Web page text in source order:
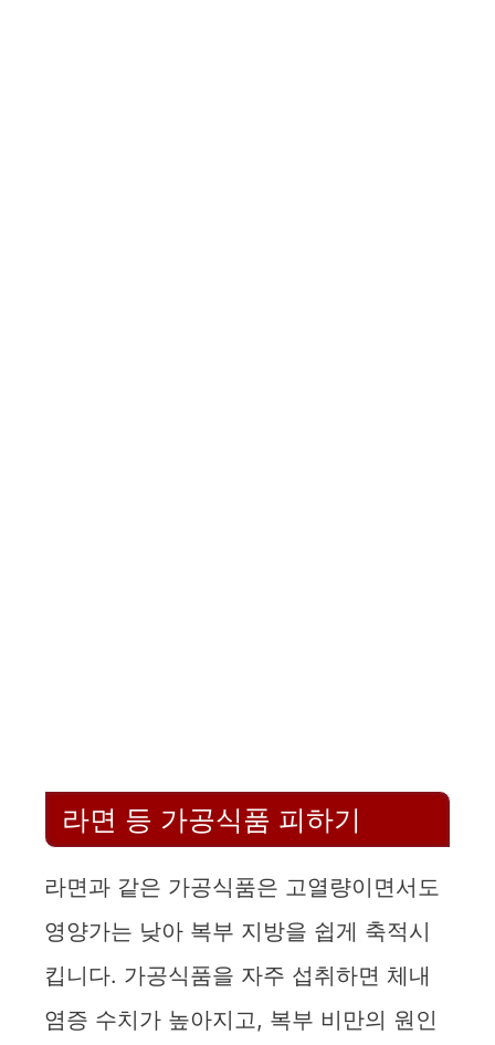
라면 등 가공식품 피하기
라면과 같은 가공식품은 고열량이면서도
영양가는 낮아 복부 지방을 쉽게 축적시
킵니다. 가공식품을 자주 섭취하면 체내
염증 수치가 높아지고, 복부 비만의 원인